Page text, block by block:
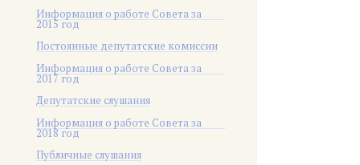
Информация о работе Совета за
2015 год
Постоянные депутатские комиссии
Информация о работе Совета за
2017 год
Депутатские слушания
Информация о работе Совета за
2018 год
Публичные слушания